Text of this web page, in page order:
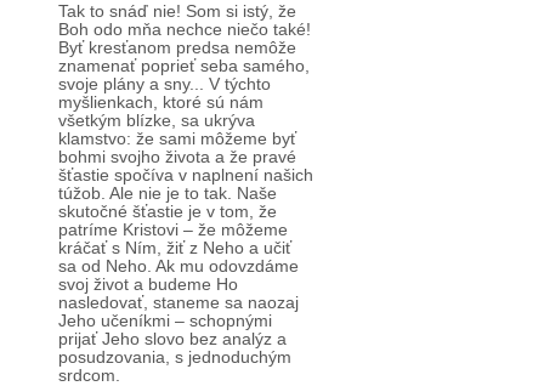
Tak to snáď nie! Som si istý, že
Boh odo mňa nechce niečo také!
Byť kresťanom predsa nemôže
znamenať poprieť seba samého,
svoje plány a sny... V týchto
myšlienkach, ktoré sú nám
všetkým blízke, sa ukrýva
klamstvo: že sami môžeme byť
bohmi svojho života a že pravé
šťastie spočíva v naplnení našich
túžob. Ale nie je to tak. Naše
skutočné šťastie je v tom, že
patríme Kristovi – že môžeme
kráčať s Ním, žiť z Neho a učiť
sa od Neho. Ak mu odovzdáme
svoj život a budeme Ho
nasledovať, staneme sa naozaj
Jeho učeníkmi – schopnými
prijať Jeho slovo bez analýz a
posudzovania, s jednoduchým
srdcom.